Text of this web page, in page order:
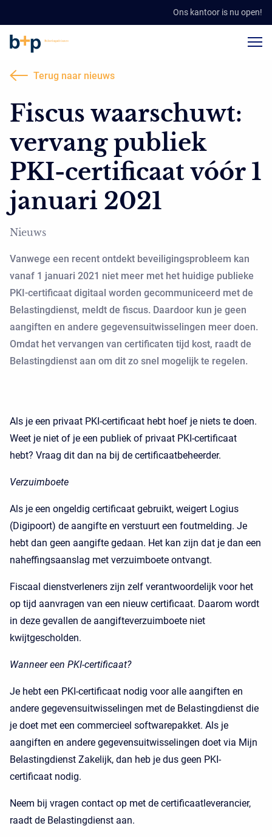
Ons kantoor is nu open!
Terug naar nieuws
Fiscus waarschuwt:
vervang publiek
PKI-certificaat vóór 1
januari 2021
Nieuws
Vanwege een recent ontdekt beveiligingsprobleem kan
vanaf 1 januari 2021 niet meer met het huidige publieke
PKI-certificaat digitaal worden gecommuniceerd met de
Belastingdienst, meldt de fiscus. Daardoor kun je geen
aangiften en andere gegevensuitwisselingen meer doen.
Omdat het vervangen van certificaten tijd kost, raadt de
Belastingdienst aan om dit zo snel mogelijk te regelen.
Als je een privaat PKI-certificaat hebt hoef je niets te doen.
Weet je niet of je een publiek of privaat PKI-certificaat
hebt? Vraag dit dan na bij de certificaatbeheerder.
Verzuimboete
Als je een ongeldig certificaat gebruikt, weigert Logius
(Digipoort) de aangifte en verstuurt een foutmelding. Je
hebt dan geen aangifte gedaan. Het kan zijn dat je dan een
naheffingsaanslag met verzuimboete ontvangt.
Fiscaal dienstverleners zijn zelf verantwoordelijk voor het
op tijd aanvragen van een nieuw certificaat. Daarom wordt
in deze gevallen de aangifteverzuimboete niet
kwijtgescholden.
Wanneer een PKI-certificaat?
Je hebt een PKI-certificaat nodig voor alle aangiften en
andere gegevensuitwisselingen met de Belastingdienst die
je doet met een commercieel softwarepakket. Als je
aangiften en andere gegevensuitwisselingen doet via Mijn
Belastingdienst Zakelijk, dan heb je dus geen PKI-
certificaat nodig.
Neem bij vragen contact op met de certificaatleverancier,
raadt de Belastingdienst aan.